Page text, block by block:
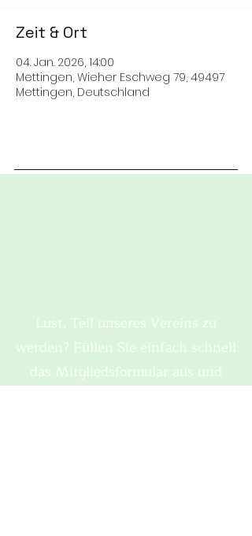
Zeit & Ort
04. Jan. 2026, 14:00
Mettingen, Wieher Eschweg 79, 49497
Mettingen, Deutschland
Lust, Teil unseres Vereins zu
werden? Füllen Sie einfach schnell
das Mitgliedsformular aus und